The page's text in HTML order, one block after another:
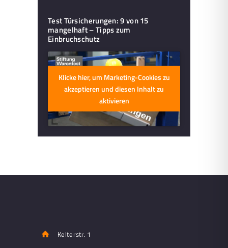
Test Türsicherungen: 9 von 15
mangelhaft – Tipps zum
Einbruchschutz
Klicke hier, um Marketing-Cookies zu
akzeptieren und diesen Inhalt zu
aktivieren
Kelterstr. 1